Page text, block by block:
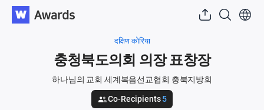
दक्षिण कोरिया
충청북도의회 의장 표창장
하나님의 교회 세계복음선교협회 충북지방회
Co-Recipients5